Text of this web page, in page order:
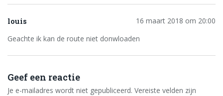
louis
16 maart 2018 om 20:00
Geachte ik kan de route niet donwloaden
Geef een reactie
Je e-mailadres wordt niet gepubliceerd. Vereiste velden zijn